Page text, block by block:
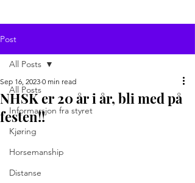
Post
All Posts
Informarsjon fra styret
Kjøring
Horsemanship
Distanse
All Posts
NHSK er 20 år i år, bli med på
festen!!
Sep 16, 2023 0 min read